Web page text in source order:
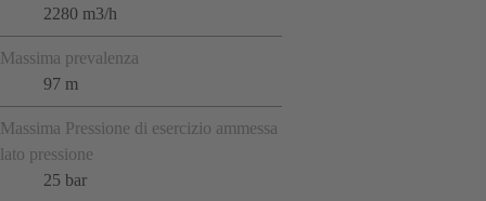
2280 m3/h
Massima prevalenza
97 m
Massima Pressione di esercizio ammessa
lato pressione
25 bar